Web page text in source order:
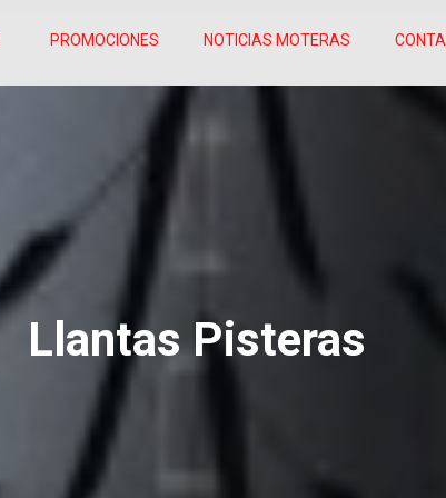
PROMOCIONES NOTICIAS MOTERAS
Llantas Pisteras